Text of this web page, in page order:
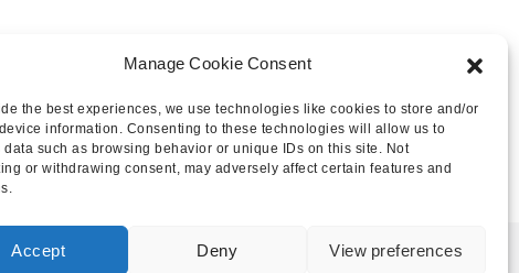
Manage Cookie Consent
the best experiences, we use technologies like cookies to store and/or
information. Consenting to these technologies will allow us to
data such as browsing behavior or unique IDs on this site. Not
or withdrawing consent, may adversely affect certain features and
Accept Deny View preferences